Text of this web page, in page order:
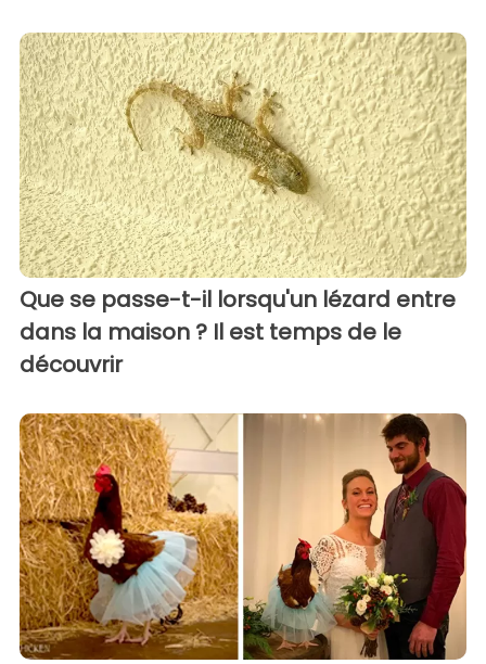
Que se passe-t-il lorsqu'un lézard entre
dans la maison ? Il est temps de le
découvrir